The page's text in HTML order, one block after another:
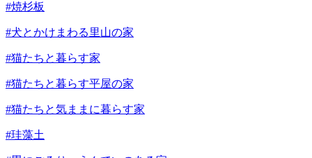
#焼杉板
#犬とかけまわる里山の家
#猫たちと暮らす家
#猫たちと暮らす平屋の家
#猫たちと気ままに暮らす家
#珪藻土